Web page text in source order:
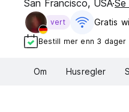
San Francisco, USA
vert Gratis
Bestill mer enn 3
Om Husregler